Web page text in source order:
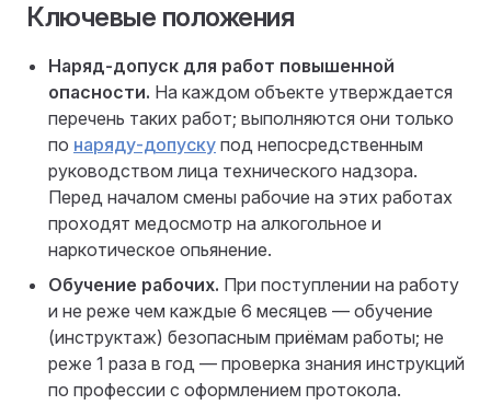
Ключевые положения
Наряд-допуск для работ повышенной
опасности. На каждом объекте утверждается
перечень таких работ; выполняются они только
по наряду-допуску под непосредственным
руководством лица технического надзора.
Перед началом смены рабочие на этих работах
проходят медосмотр на алкогольное и
наркотическое опьянение.
Обучение рабочих. При поступлении на работу
и не реже чем каждые 6 месяцев — обучение
(инструктаж) безопасным приёмам работы; не
реже 1 раза в год — проверка знания инструкций
по профессии с оформлением протокола.